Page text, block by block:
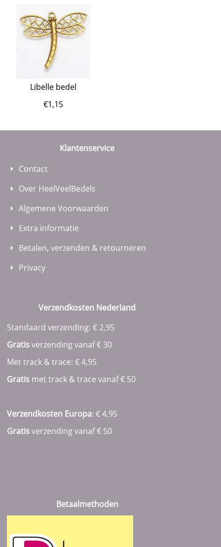
Libelle bedel
€1,15
Klantenservice
Contact
Over HeelVeelBedels
Algemene Voorwaarden
Extra informatie
Betalen, verzenden & retourneren
Privacy
Verzendkosten Nederland
Standaard verzending: € 2,95
Gratisverzending vanaf € 30
Met track & trace: € 4,95
Gratis met track & trace vanaf€ 50
Verzendkosten Europa: € 4,95
Gratisverzending vanaf € 50
Betaalmethoden